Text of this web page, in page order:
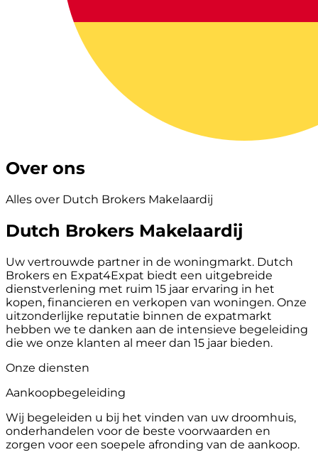
Over ons
Alles over Dutch Brokers Makelaardij
Dutch Brokers Makelaardij
Uw vertrouwde partner in de woningmarkt. Dutch
Brokers en Expat4Expat biedt een uitgebreide
dienstverlening met ruim 15 jaar ervaring in het
kopen, financieren en verkopen van woningen. Onze
uitzonderlijke reputatie binnen de expatmarkt
hebben we te danken aan de intensieve begeleiding
die we onze klanten al meer dan 15 jaar bieden.
Onze diensten
Aankoopbegeleiding
Wij begeleiden u bij het vinden van uw droomhuis,
onderhandelen voor de beste voorwaarden en
zorgen voor een soepele afronding van de aankoop.